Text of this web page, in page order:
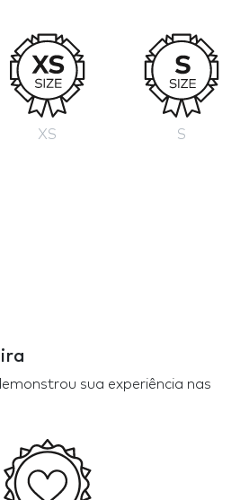
XS S
sua experiência nas